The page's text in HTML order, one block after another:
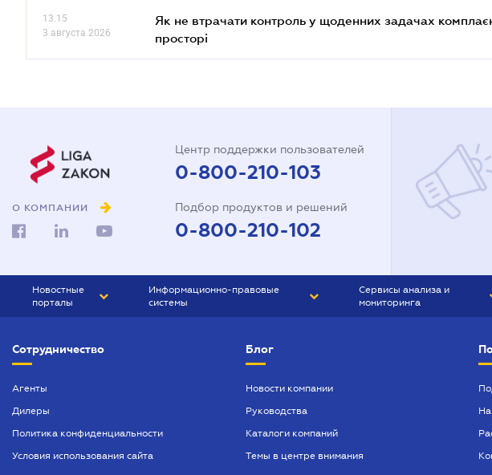
13.15
3 августа 2026
Як не втрачати контроль у щоденних задачах
просторі
О КОМПАНИИ
Центр поддержки пользователей
0-800-210-103
Подбор продуктов и решений
0-800-210-102
Новостные
порталы
БИЗНЕС
Информационно-правовые
системы
БУХГАЛТЕР ПРОФ
ЮРИСТ ПРОФ
Сервисы анализа и
мониторинга
Сотрудничество
Агенты
Дилеры
Политика конфиденциальности
Условия использования сайта
Блог
Новости компании
Руководства
Каталоги компаний
Темы в центре внимания